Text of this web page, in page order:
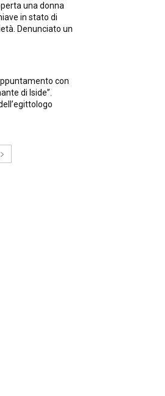
una donna
in stato di
Denunciato un
con
di Iside”.